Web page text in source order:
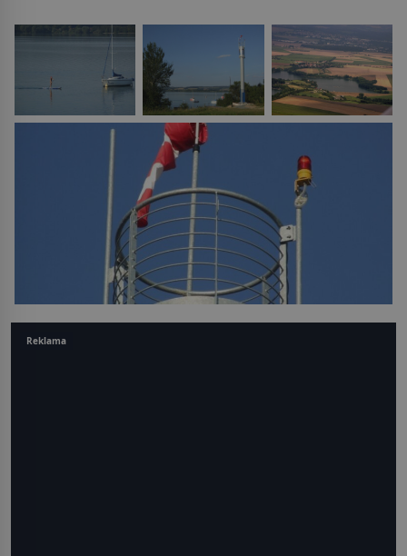
Reklama